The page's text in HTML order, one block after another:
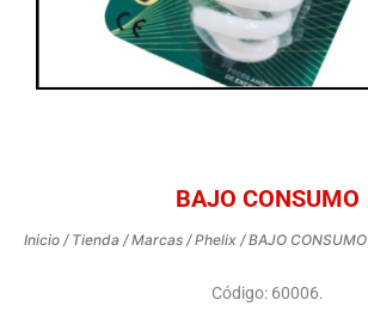
BAJO CONSUMO
Inicio / Tienda /Marcas /Phelix / BAJO CONSUMO
Código: 60006.